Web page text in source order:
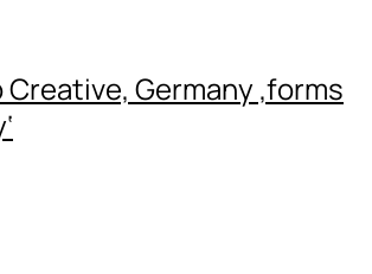
Germany ‚forms